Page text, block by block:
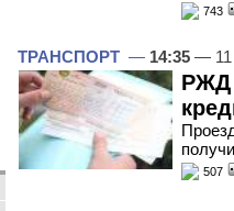
743
ТРАНСПОРТ — 14:35 — 11
РЖД
507